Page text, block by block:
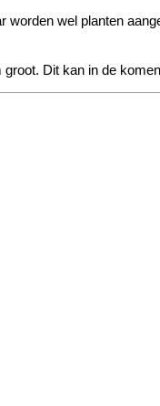
wel planten
Dit kan in de